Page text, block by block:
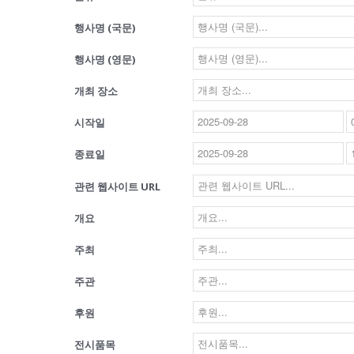
행사명 (국문)
행사명 (영문)
개최 장소
시작일
종료일
관련 웹사이트 URL
개요
주최
주관
후원
전시품목